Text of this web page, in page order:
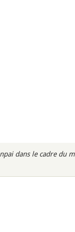
dans le cadre du